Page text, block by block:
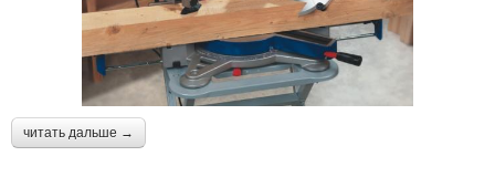
читать дальше →